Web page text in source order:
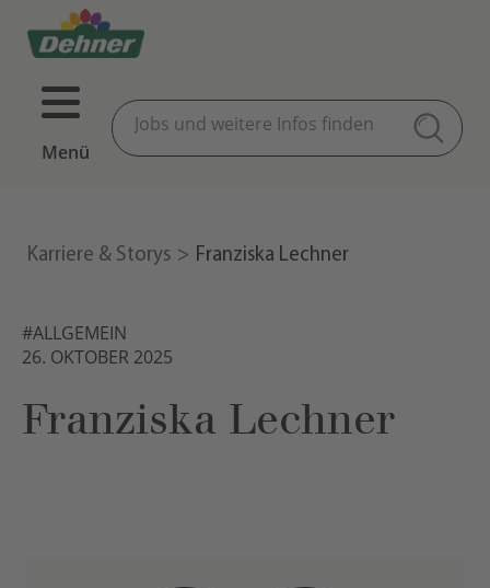
Menü
Karriere & Storys Franziska Lechner
#ALLGEMEIN
26. OKTOBER 2025
Franziska Lechner